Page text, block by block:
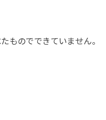
ものでできていません。